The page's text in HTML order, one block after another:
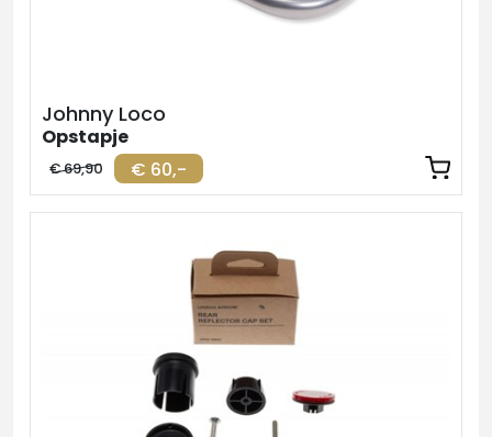
Johnny Loco
Opstapje
€ 60,-
€ 69,90